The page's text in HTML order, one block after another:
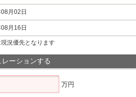
月02日
月16日
況優先となります
ーションする
万円